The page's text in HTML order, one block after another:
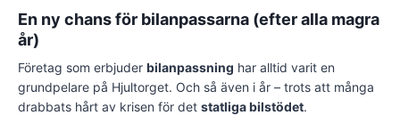
En ny chans för bilanpassarna (efter alla magra
år)
Företag som erbjuder bilanpassning har alltid varit en
grundpelare på Hjultorget. Och så även i år – trots att många
drabbats hårt av krisen för det statliga bilstödet.